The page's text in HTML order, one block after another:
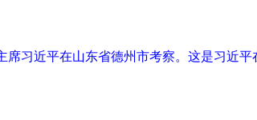
习近平在山东省德州市考察。这是习近